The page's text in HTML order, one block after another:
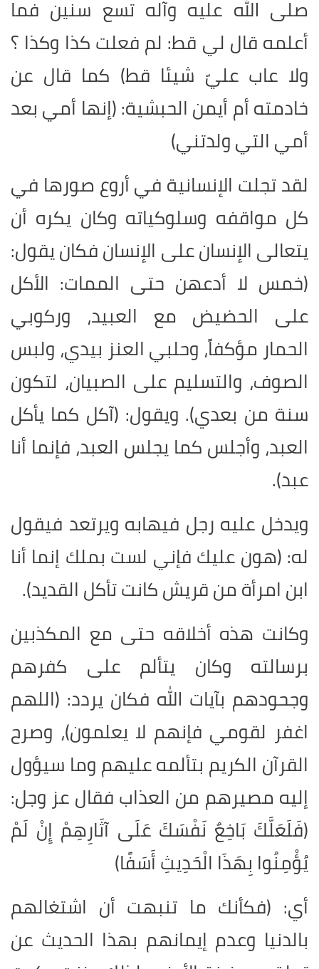
صلى الله عليه وآله تسع سنين فما
أعلمه قال لي قط: لم فعلت كذا وكذا ؟
ولا عاب عليّ شيئا قط) كما قال عن
خادمته أم أيمن الحبشية: (إنها أمي بعد
أمي التي ولدتني)
لقد تجلت الإنسانية في أروع صورها في
كل مواقفه وسلوكياته وكان يكره أن
يتعالى الإنسان على الإنسان فكان يقول:
(خمس لا أدعهن حتى الممات: الأكل
على الحضيض مع العبيد، وركوبي
الحمار مؤكفاً، وحلبي العنز بيدي، ولبس
الصوف، والتسليم على الصبيان، لتكون
سنة من بعدي). ويقول: (آكل كما يأكل
العبد، وأجلس كما يجلس العبد، فإنما أنا
عبد).
ويدخل عليه رجل فيهابه ويرتعد فيقول
له: (هون عليك فإني لست بملك إنما أنا
ابن امرأة من قريش كانت تأكل القديد).
وكانت هذه أخلاقه حتى مع المكذبين
برسالته وكان يتألم على كفرهم
وجحودهم بآيات الله فكان يردد: (اللهم
اغفر لقومي فإنهم لا يعلمون)، وصرح
القرآن الكريم بتألمه عليهم وما سيؤول
إليه مصيرهم من العذاب فقال عز وجل:
(فَلَعَلَّكَ بَاخِعٌ نَفْسَكَ عَلَى آثَارِهِمْ إِنْ لَمْ
يُؤْمِنُوا بِهَذَا الْحَدِيثِ أَسَفًا)
أي: (فكأنك ما تنبهت أن اشتغالهم
بالدنيا وعدم إيمانهم بهذا الحديث عن